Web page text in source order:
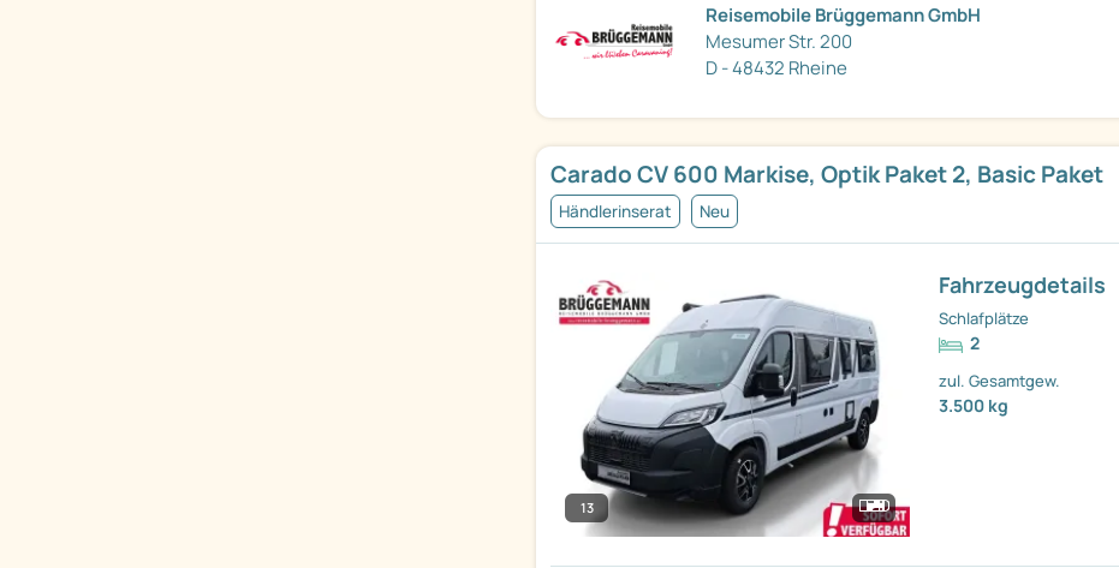
Reisemobile Brüggemann GmbH
Mesumer Str. 200
D - 48432 Rheine
Carado CV 600 Markise, Optik Paket 2, Basic Paket
Händlerinserat Neu
13
Fahrzeugdetails
Schlafplätze
2
zul. Gesamtgew.
3.500 kg